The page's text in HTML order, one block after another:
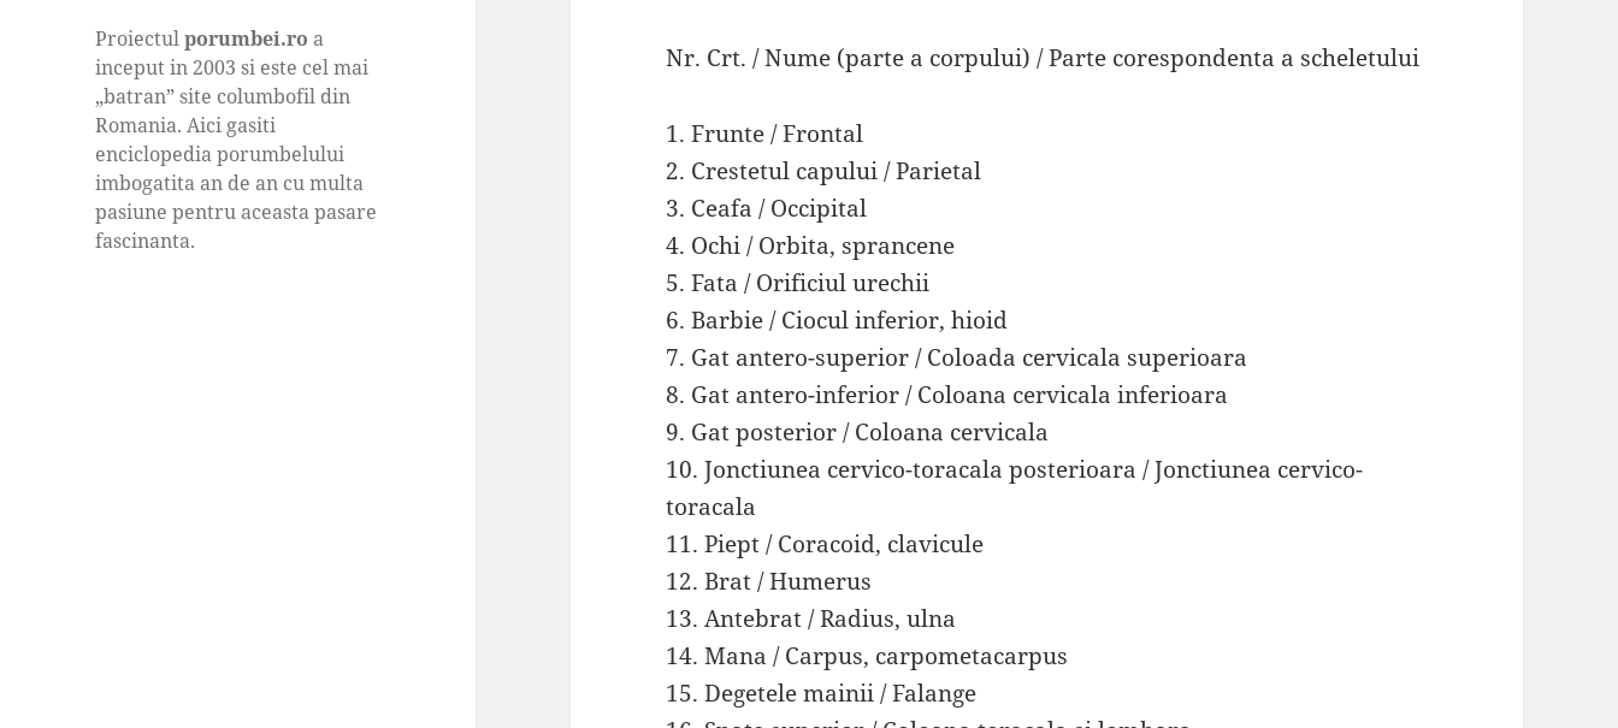
Proiectulporumbei.ro a
inceput in 2003 si este cel mai
„batran” site columbofil din
Romania. Aici gasiti
enciclopedia porumbelului
imbogatita an de an cu multa
pasiune pentru aceasta pasare
fascinanta.
Nr. Crt. / Nume (parte a corpului) / Parte corespondenta a scheletului
1. Frunte / Frontal
2. Crestetul capului / Parietal
3. Ceafa / Occipital
4. Ochi / Orbita, sprancene
5. Fata / Orificiul urechii
6. Barbie / Ciocul inferior, hioid
7. Gat antero-superior / Coloada cervicala superioara
8. Gat antero-inferior / Coloana cervicala inferioara
9. Gat posterior / Coloana cervicala
10. Jonctiunea cervico-toracala posterioara / Jonctiunea cervico-
toracala
11. Piept / Coracoid, clavicule
12. Brat / Humerus
13. Antebrat / Radius, ulna
14. Mana / Carpus, carpometacarpus
15. Degetele mainii / Falange